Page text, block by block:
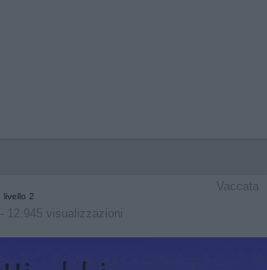
Vaccata
livello 2
- 12.945 visualizzazioni